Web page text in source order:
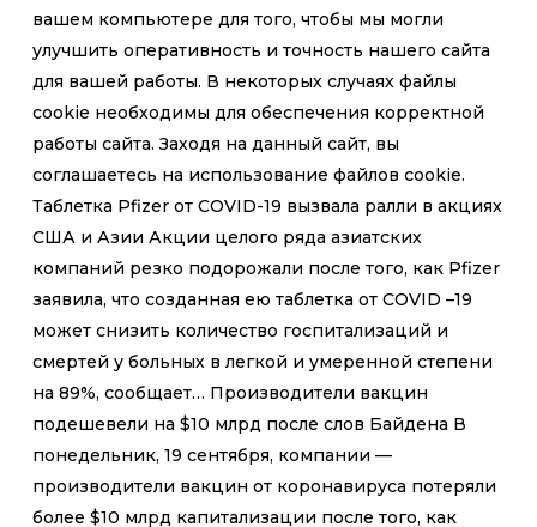
вашем компьютере для того, чтобы мы могли
улучшить оперативность и точность нашего сайта
для вашей работы. В некоторых случаях файлы
cookie необходимы для обеспечения корректной
работы сайта. Заходя на данный сайт, вы
соглашаетесь на использование файлов cookie.
Таблетка Pfizer от COVID-19 вызвала ралли в акциях
США и Азии Акции целого ряда азиатских
компаний резко подорожали после того, как Pfizer
заявила, что созданная ею таблетка от COVID –19
может снизить количество госпитализаций и
смертей у больных в легкой и умеренной степени
на 89%, сообщает… Производители вакцин
подешевели на $10 млрд после слов Байдена В
понедельник, 19 сентября, компании —
производители вакцин от коронавируса потеряли
более $10 млрд капитализации после того, как